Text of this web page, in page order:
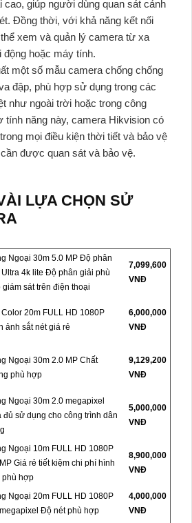
cao, giúp người dùng quan sát cảnh
Đồng thời, với khả năng kết nối
xem và quản lý camera từ xa
động hoặc máy tính.
một số mẫu camera chống chống
đập, phù hợp sử dụng trong các
như ngoài trời hoặc trong công
năng này, camera Hikvision có
mọi điều kiện thời tiết và bảo vệ
được quan sát và bảo vệ.
LỰA CHỌN SỬ
Ngoại 30m 5.0 MP Độ phân
4k lite Độ phân giải phù
giám sát trên điện thoại
7,099,600
VNĐ
Color 20m FULL HD 1080P
ảnh sắt nét giá rẻ
6,000,000
VNĐ
Ngoại 30m 2.0 MP Chất
phù hợp
9,129,200
VNĐ
Ngoại 30m 2.0 megapixel
đủ sử dụng cho công trình dân
5,000,000
VNĐ
Ngoại 10m FULL HD 1080P
Giá rẻ tiết kiệm chi phí hình
phù hợp
8,900,000
VNĐ
Ngoại 20m FULL HD 1080P
Độ nét phù hợp
4,000,000
VNĐ